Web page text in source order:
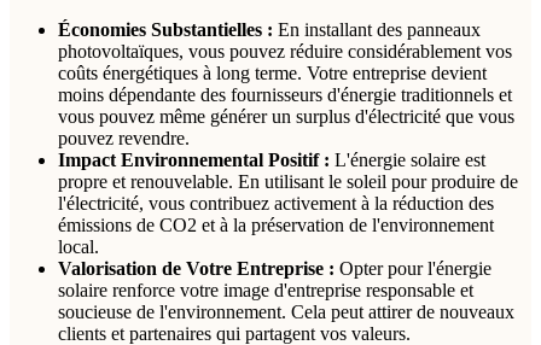
Économies Substantielles : En installant des panneaux
photovoltaïques, vous pouvez réduire considérablement vos
coûts énergétiques à long terme. Votre entreprise devient
moins dépendante des fournisseurs d'énergie traditionnels et
vous pouvez même générer un surplus d'électricité que vous
pouvez revendre.
Impact Environnemental Positif : L'énergie solaire est
propre et renouvelable. En utilisant le soleil pour produire de
l'électricité, vous contribuez activement à la réduction des
émissions de CO2 et à la préservation de l'environnement
local.
Valorisation de Votre Entreprise : Opter pour l'énergie
solaire renforce votre image d'entreprise responsable et
soucieuse de l'environnement. Cela peut attirer de nouveaux
clients et partenaires qui partagent vos valeurs.